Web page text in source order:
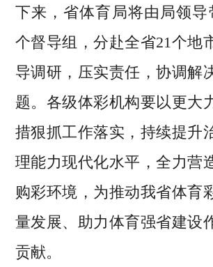
下来，省体育局将由局领导
个督导组，分赴全省21个地
导调研，压实责任，协调解
题。各级体彩机构要以更大
措狠抓工作落实，持续提升
理能力现代化水平，全力营
购彩环境，为推动我省体育
量发展、助力体育强省建设
贡献。